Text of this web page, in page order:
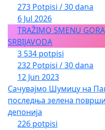
273 Potpisi / 30 dana
6 Jul 2026
TRAŽIMO SMENU
SRBIJAVODA
3 534 potpisi
232 Potpisi / 30 dana
12 Jun 2023
Сачувајмо Шумицу на
последња зелена
депонија
226 potpisi